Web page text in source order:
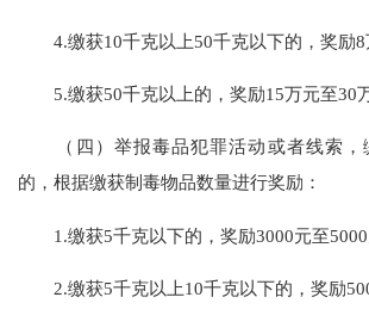
4.缴获10千克以上50千克以下的，奖励8
5.缴获50千克以上的，奖励15万元至30万
（四）举报毒品犯罪活动或者线索，
的，根据缴获制毒物品数量进行奖励：
1.缴获5千克以下的，奖励3000元至5000
2.缴获5千克以上10千克以下的，奖励